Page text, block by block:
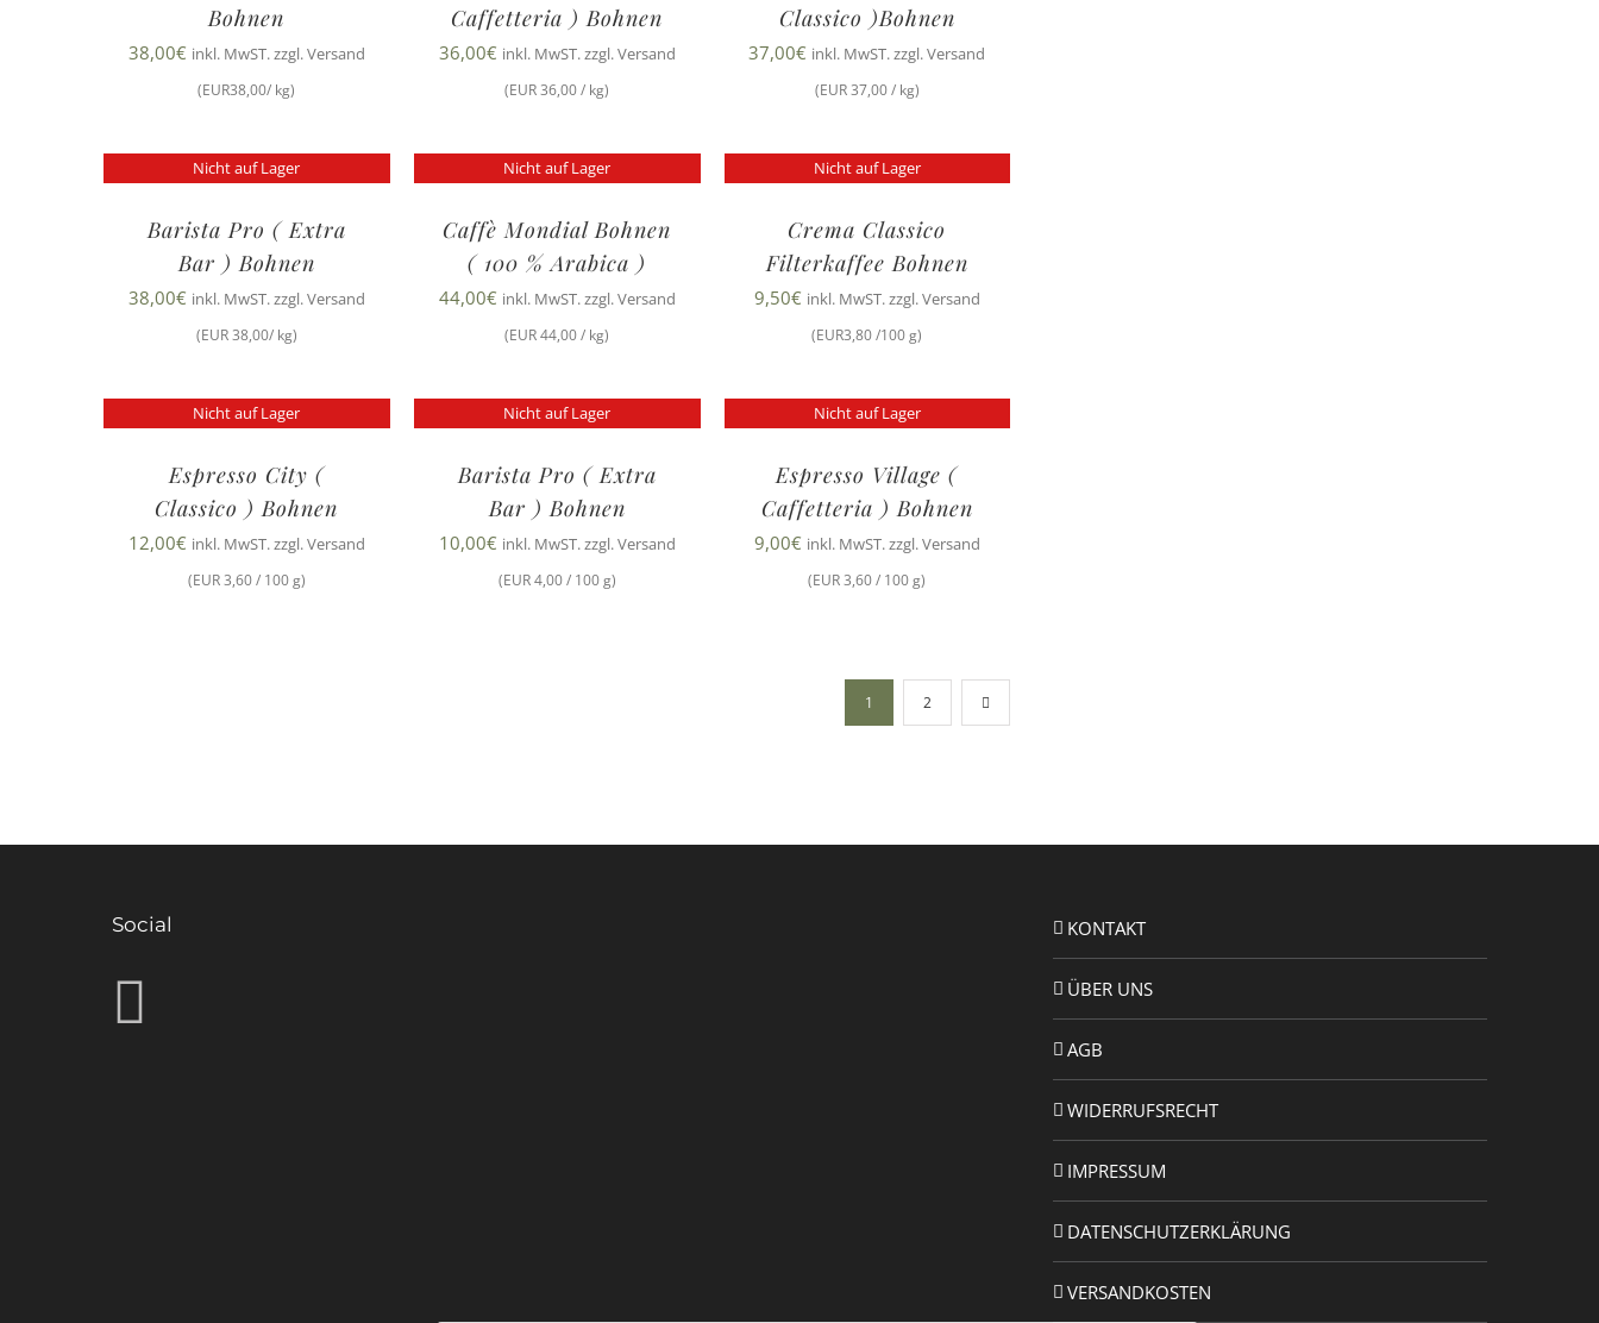
Bohnen
38,00€ inkl. MwST. zzgl. Versand
(EUR38,00/ kg)
Caffetteria ) Bohnen
36,00€ inkl. MwST. zzgl. Versand
(EUR 36,00 / kg)
Classico )Bohnen
37,00€ inkl. MwST. zzgl. Versand
(EUR 37,00 / kg)
Nicht auf Lager
Barista Pro ( Extra
Bar ) Bohnen
38,00€ inkl. MwST. zzgl. Versand
(EUR 38,00/ kg)
Nicht auf Lager
Caffè Mondial Bohnen
( 100 % Arabica )
44,00€ inkl. MwST. zzgl. Versand
(EUR 44,00 / kg)
Nicht auf Lager
Crema Classico
Filterkaffee Bohnen
9,50€ inkl. MwST. zzgl. Versand
(EUR3,80 /100 g)
Nicht auf Lager
Espresso City (
Classico ) Bohnen
12,00€ inkl. MwST. zzgl. Versand
(EUR 3,60 / 100 g)
Nicht auf Lager
Barista Pro ( Extra
Bar ) Bohnen
10,00€ inkl. MwST. zzgl. Versand
(EUR 4,00 / 100 g)
Nicht auf Lager
Espresso Village (
Caffetteria ) Bohnen
9,00€ inkl. MwST. zzgl. Versand
(EUR 3,60 / 100 g)
1 2
Social KONTAKT
ÜBER UNS
AGB
WIDERRUFSRECHT
IMPRESSUM
DATENSCHUTZERKLÄRUNG
VERSANDKOSTEN